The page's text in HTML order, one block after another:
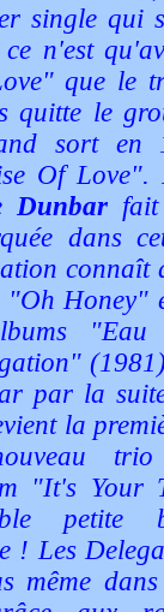
single qui
ce n'est
que le
quitte le
sort en
Of Love".
Dunbar
dans
connaît
"Oh Honey"
"Eau
par la
la
trio
"It's Your
petite
! Les
même